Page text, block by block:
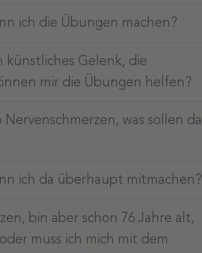
ich die Übungen machen?
künstliches Gelenk, die
mir die Übungen helfen?
was sollen da
ich da überhaupt mitmachen?
bin aber schon 76 Jahre alt,
muss ich mich mit dem